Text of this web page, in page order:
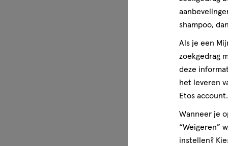
shampoo,
Als je een
zoekgedrag
deze
het leveren
Etos account.
Wanneer je
“Weigeren”
instellen?